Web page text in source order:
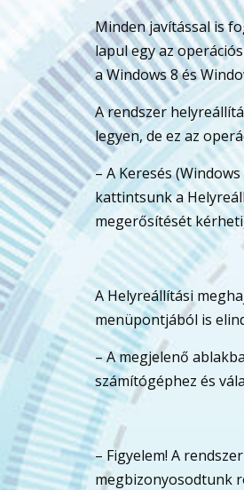
Minden javítással is
lapul egy az
a Windows 8 és
A rendszer
legyen, de ez az
– A Keresés
kattintsunk a
megerősítését
A Helyreállítási
menüpontjából is
– A megjelenő
számítógéphez és
– Figyelem! A
megbizonyosodtunk